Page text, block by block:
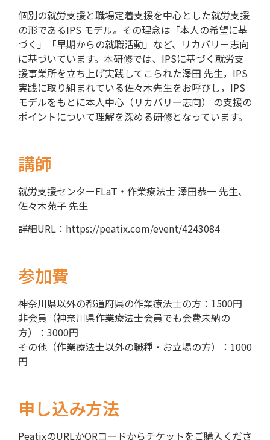
個別の就労⽀援と職場定着⽀援を中⼼とした就労⽀援
の形であるIPS モデル。その理念は「本⼈の希望に基
づく」「早期からの就職活動」など、リカバリー志向
に基づいています。本研修では、IPSに基づく就労⽀
援事業所を⽴ち上げ実践してこられた澤⽥ 先⽣，IPS
実践に取り組まれている佐々⽊先⽣をお呼びし，IPS
モデルをもとに本⼈中⼼（リカバリー志向） の⽀援の
ポイントについて理解を深める研修となっています。
講師
就労支援センターFLaT・作業療法士 澤田恭一 先生、
佐々木苑子 先生
詳細URL： https://peatix.com/event/4243084
参加費
神奈川県以外の都道府県の作業療法士の方：1500円
非会員（神奈川県作業療法士会員でも会費未納の
方）：3000円
その他（作業療法士以外の職種・お立場の方）：1000
円
申し込み方法
PeatixのURLかQRコードからチケットをご購入くださ